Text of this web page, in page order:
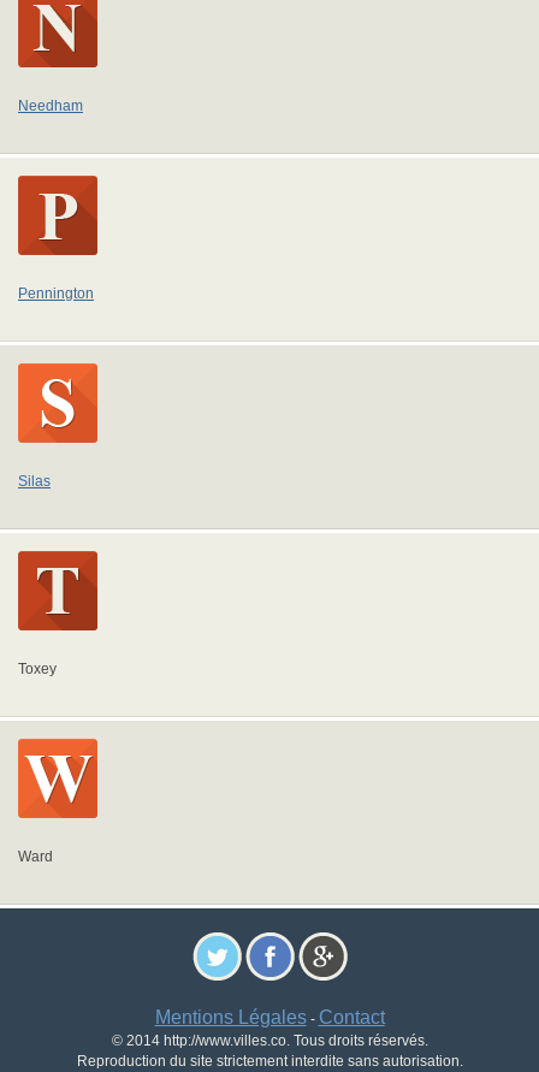
Needham
Pennington
Silas
Toxey
Ward
Mentions Légales- Contact
© 2014 http://www.villes.co. Tous droits réservés.
Reproduction du site strictement interdite sans autorisation.